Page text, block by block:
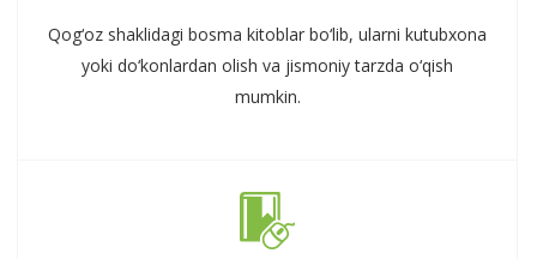
Qog‘oz shaklidagi bosma kitoblar bo‘lib, ularni kutubxona
yoki do‘konlardan olish va jismoniy tarzda o‘qish
mumkin.